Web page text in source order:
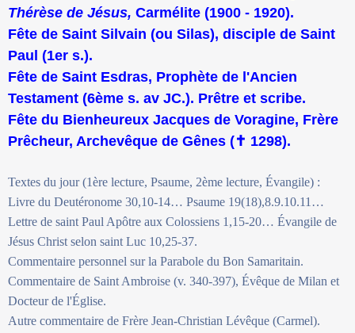
Thérèse de Jésus, Carmélite (1900 - 1920).
Fête de Saint Silvain (ou Silas), disciple de Saint
Paul (1er s.).
Fête de Saint Esdras, Prophète de l'Ancien
Testament (6ème s. av JC.). Prêtre et scribe.
Fête du Bienheureux Jacques de Voragine, Frère
Prêcheur, Archevêque de Gênes (✝ 1298).
Textes du jour (1ère lecture, Psaume, 2ème lecture, Évangile) :
Livre du Deutéronome 30,10-14… Psaume 19(18),8.9.10.11…
Lettre de saint Paul Apôtre aux Colossiens 1,15-20… Évangile de
Jésus Christ selon saint Luc 10,25-37.
Commentaire personnel sur la Parabole du Bon Samaritain.
Commentaire de Saint Ambroise (v. 340-397), Évêque de Milan et
Docteur de l'Église.
Autre commentaire de Frère Jean-Christian Lévêque (Carmel).